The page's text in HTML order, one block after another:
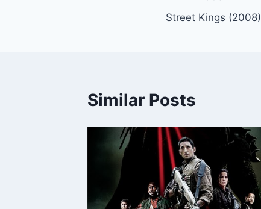
navigation
Street Kings (2008)
Similar Posts